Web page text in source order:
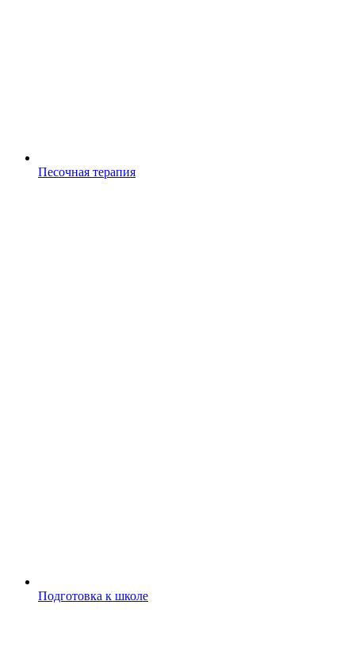
Песочная терапия
Подготовка к школе